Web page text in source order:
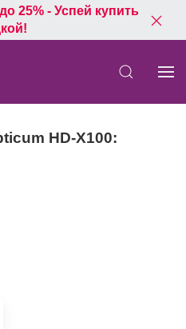
25% - Успей купить
HD-X100: